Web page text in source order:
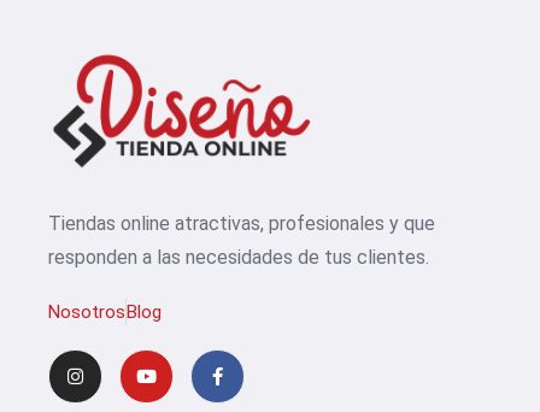
Tiendas online atractivas, profesionales y que
responden a las necesidades de tus clientes.
Nosotros Blog